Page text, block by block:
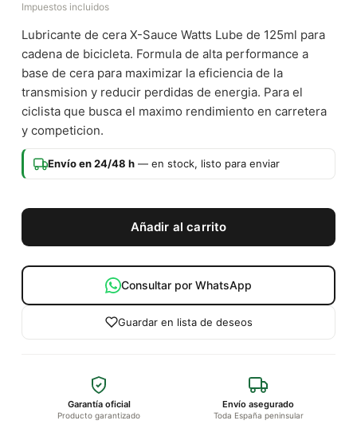
Impuestos incluidos
Lubricante de cera X-Sauce Watts Lube de 125ml para
cadena de bicicleta. Formula de alta performance a
base de cera para maximizar la eficiencia de la
transmision y reducir perdidas de energia. Para el
ciclista que busca el maximo rendimiento en carretera
y competicion.
Envío en 24/48 h — en stock, listo para enviar
Añadir al carrito
Consultar por WhatsApp
Guardar en lista de deseos
Garantía oficial
Producto garantizado
Envío asegurado
Toda España peninsular